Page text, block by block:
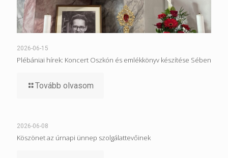
2026-06-15
Plébániai hírek: Koncert Oszkón és emlékkönyv készítése Sében
Tovább olvasom
2026-06-08
Köszönet az úrnapi ünnep szolgálattevőinek